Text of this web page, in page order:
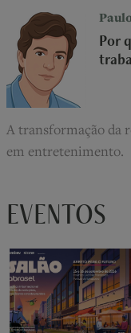
Por
A transformação da
em entretenimento.
EVENTOS